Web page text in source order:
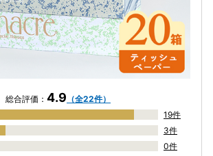
総合評価： 4.9 （全22件）
19件
3件
0件